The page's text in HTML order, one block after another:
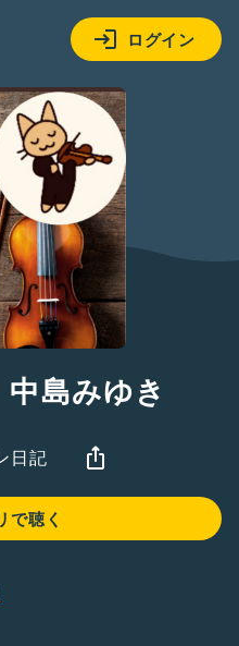
ログイン
島みゆき
日記
で聴く